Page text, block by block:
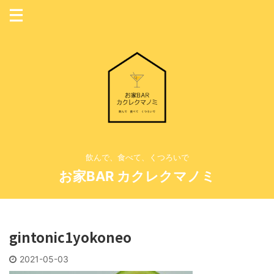
飲んで、食べて、くつろいで
お家BAR カクレクマノミ
gintonic1yokoneo
2021-05-03